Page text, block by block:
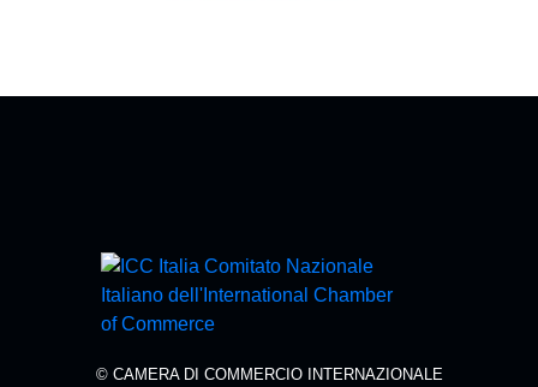
© CAMERA DI COMMERCIO INTERNAZIONALE